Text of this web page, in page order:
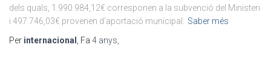
dels quals, 1.990.984,12€ corresponen a la subvenció del Ministeri
i 497.746,03€ provenen d’aportació municipal.
Saber més
Per internacional , Fa 4 anys